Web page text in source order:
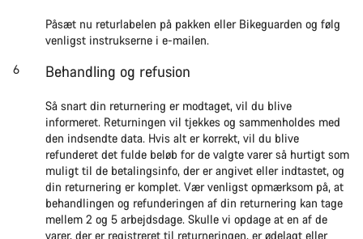
Påsæt nu returlabelen på pakken eller Bikeguarden og følg
venligst instrukserne i e-mailen.
Behandling og refusion
Så snart din returnering er modtaget, vil du blive
informeret. Returningen vil tjekkes og sammenholdes med
den indsendte data. Hvis alt er korrekt, vil du blive
refunderet det fulde beløb for de valgte varer så hurtigt som
muligt til de betalingsinfo, der er angivet eller indtastet, og
din returnering er komplet. Vær venligst opmærksom på, at
behandlingen og refunderingen af din returnering kan tage
mellem 2 og 5 arbejdsdage. Skulle vi opdage at en af de
varer, der er registreret til returneringen, er ødelagt eller